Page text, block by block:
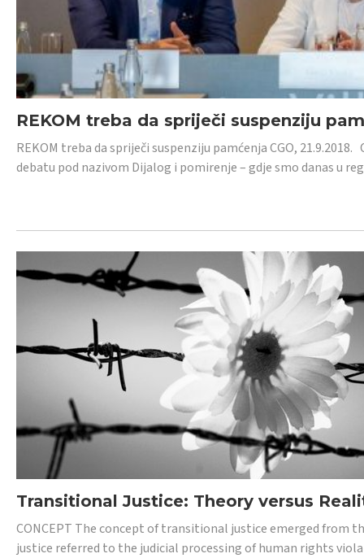
REKOM treba da spriječi suspenziju
REKOM treba da spriječi suspenziju pamćenja CGO,
debatu pod nazivom Dijalog i pomirenje – gdje smo danas u
Transitional Justice: Theory versus
CONCEPT The concept of transitional justice emerged
justice referred to the judicial processing of human rights